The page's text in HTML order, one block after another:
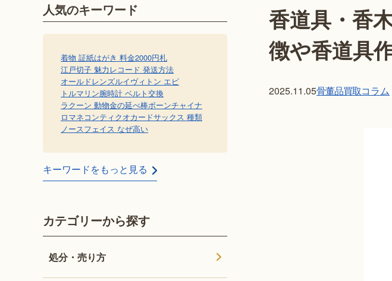
香道具・香
徴や香道具
2025.11.05骨董品買取コラム
人気のキーワード
着物 証紙はがき 料金2000円札
江戸切子 魅力 レコード 発送方法
オールドレンズルイヴィトン エピ
トルマリン腕時計 ベルト交換
ラクーン 動物金の延べ棒ボーンチャイナ
ロマネコンティクオカードサックス 種類
ノースフェイス なぜ高い
キーワードをもっと見る
カテゴリーから探す
処分・売り方